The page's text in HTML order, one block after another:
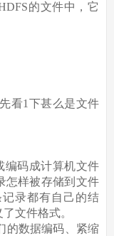
的文件中，它
看1下甚么是文件
码成计算机文件
怎样被存储到文件
录都有自己的结
文件格式。
数据编码、紧缩